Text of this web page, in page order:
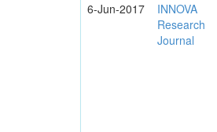
6-Jun-2017
INNOVA
Research
Journal